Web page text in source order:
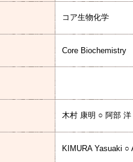
コア生物化学
Core Biochemistry
木村 康明 ○ 阿部 洋
KIMURA Yasuaki ○